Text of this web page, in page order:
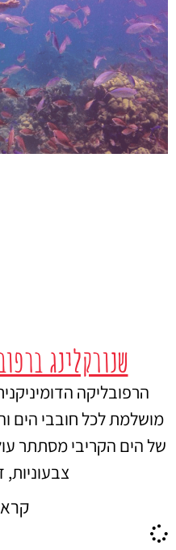
שנורקלינג
הרפובליקה
מושלמת לכל חובבי הים
של הים הקריבי מסתתר
צבעוניות,